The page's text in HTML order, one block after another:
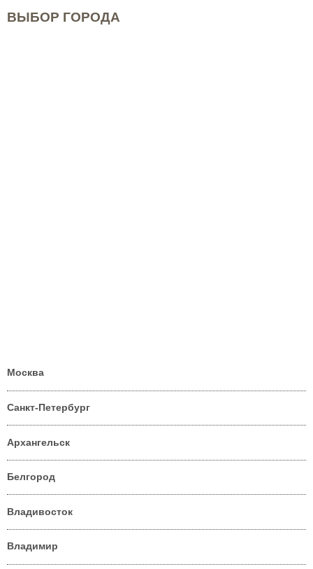
ВЫБОР ГОРОДА
Москва
Санкт-Петербург
Архангельск
Белгород
Владивосток
Владимир